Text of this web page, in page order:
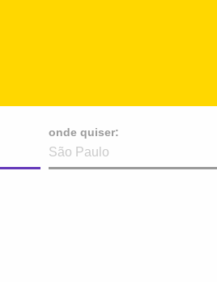
onde quiser: